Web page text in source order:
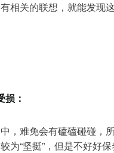
相关的联想，就能发现
损：
，难免会有磕磕碰碰，
为“坚挺”，但是不好好保